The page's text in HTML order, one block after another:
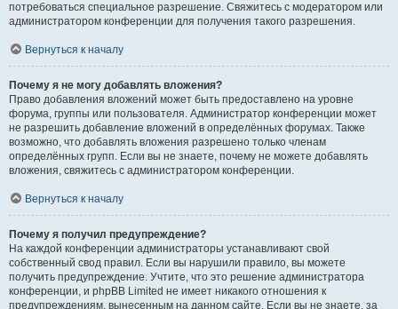
потребоваться специальное разрешение. Свяжитесь с модератором или
администратором конференции для получения такого разрешения.
Вернуться к началу
Почему я не могу добавлять вложения?
Право добавления вложений может быть предоставлено на уровне
форума, группы или пользователя. Администратор конференции может
не разрешить добавление вложений в определённых форумах. Также
возможно, что добавлять вложения разрешено только членам
определённых групп. Если вы не знаете, почему не можете добавлять
вложения, свяжитесь с администратором конференции.
Вернуться к началу
Почему я получил предупреждение?
На каждой конференции администраторы устанавливают свой
собственный свод правил. Если вы нарушили правило, вы можете
получить предупреждение. Учтите, что это решение администратора
конференции, и phpBB Limited не имеет никакого отношения к
предупреждениям, вынесенным на данном сайте. Если вы не знаете, за